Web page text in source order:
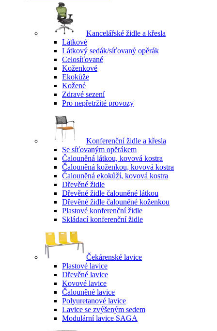
Kancelářské židle a křesla
Látkové
Látkový sedák/síťovaný opěrák
Celosíťované
Koženkové
Ekokůže
Kožené
Zdravé sezení
Pro nepřetržité provozy
Konferenční židle a křesla
Se síťovaným opěrákem
Čalouněná látkou, kovová kostra
Čalouněná koženkou, kovová kostra
Čalouněná ekokůží, kovová kostra
Dřevěné židle
Dřevěné židle čalouněné látkou
Dřevěné židle čalouněné koženkou
Plastové konferenční židle
Skládací konferenční židle
Čekárenské lavice
Plastové lavice
Dřevěné lavice
Kovové lavice
Čalouněné lavice
Polyuretanové lavice
Lavice se zvýšeným sedem
Modulární lavice SAGA